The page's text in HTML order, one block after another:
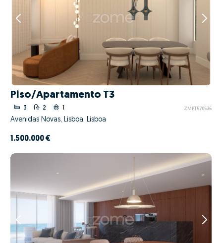
Piso/Apartamento T3
3 2 ZMPT570536
Avenidas Novas, Lisboa, Lisboa
1.500.000 €